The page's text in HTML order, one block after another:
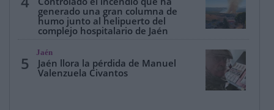
generado una gran columna de
humo junto al helipuerto del
complejo hospitalario de Jaén
5
Jaén
Jaén llora la pérdida de Manuel
Valenzuela Civantos